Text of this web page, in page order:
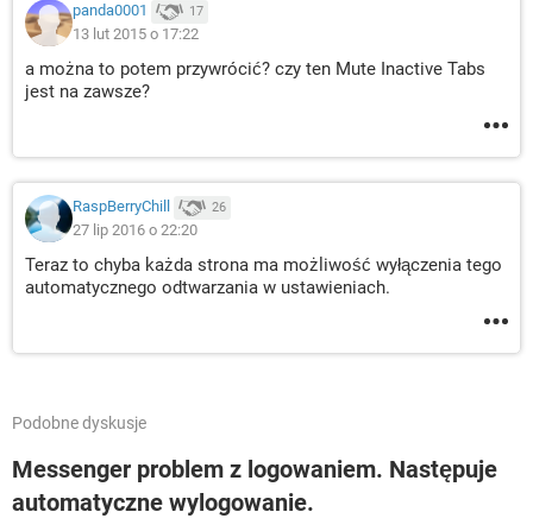
panda0001 17
13 lut 2015 o 17:22
a można to potem przywrócić? czy ten Mute Inactive Tabs
jest na zawsze?
RaspBerryChill 26
27 lip 2016 o 22:20
Teraz to chyba każda strona ma możliwość wyłączenia tego
automatycznego odtwarzania w ustawieniach.
Podobne dyskusje
Messenger problem z logowaniem. Następuje
automatyczne wylogowanie.